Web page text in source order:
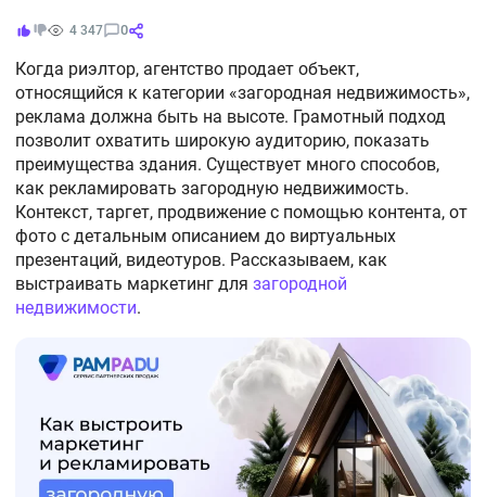
4 347 0
Когда риэлтор, агентство продает объект,
относящийся к категории «загородная недвижимость»,
реклама должна быть на высоте. Грамотный подход
позволит охватить широкую аудиторию, показать
преимущества здания. Существует много способов,
как рекламировать загородную недвижимость.
Контекст, таргет, продвижение с помощью контента, от
фото с детальным описанием до виртуальных
презентаций, видеотуров. Рассказываем, как
выстраивать маркетинг для загородной
недвижимости.